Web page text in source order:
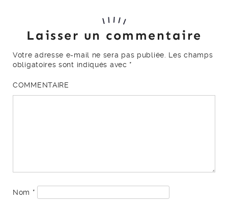
Laisser un commentaire
Votre adresse e-mail ne sera pas publiée.
Les champs
obligatoires sont indiqués avec *
COMMENTAIRE
Nom *